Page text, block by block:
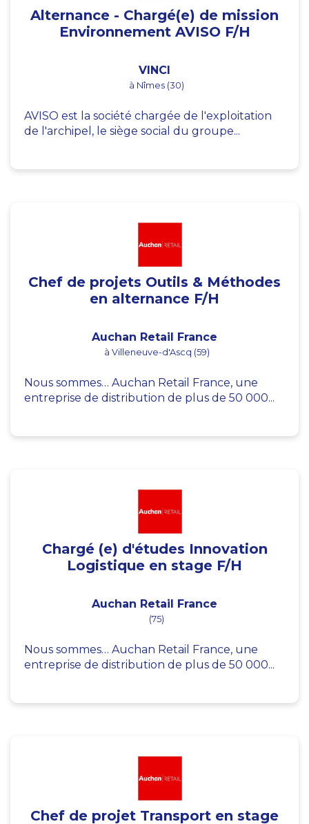
Alternance - Chargé(e) de mission
Environnement AVISO F/H
VINCI
à Nîmes (30)
AVISO est la société chargée de l'exploitation
de l'archipel, le siège social du groupe...
Chef de projets Outils & Méthodes
en alternance F/H
Auchan Retail France
à Villeneuve-d'Ascq (59)
Nous sommes… Auchan Retail France, une
entreprise de distribution de plus de 50 000...
Chargé (e) d'études Innovation
Logistique en stage F/H
Auchan Retail France
(75)
Nous sommes… Auchan Retail France, une
entreprise de distribution de plus de 50 000...
Chef de projet Transport en stage